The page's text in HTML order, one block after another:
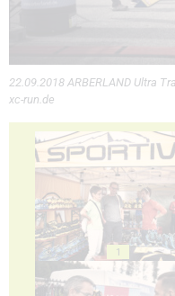
22.09.2018 ARBERLAND Ultra
xc-run.de
1